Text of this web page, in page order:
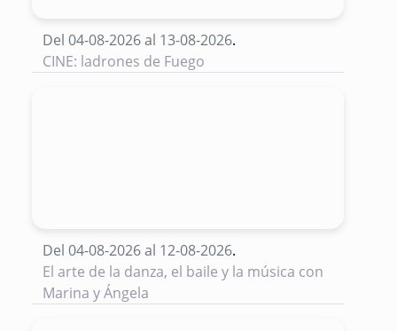
Del 04-08-2026 al 13-08-2026.
CINE: ladrones de Fuego
Del 04-08-2026 al 12-08-2026.
El arte de la danza, el baile y la música con
Marina y Ángela